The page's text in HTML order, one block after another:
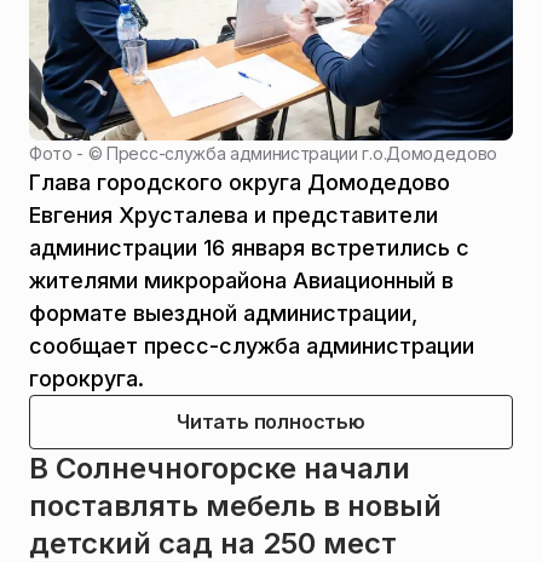
Фото - ©Пресс-служба администрации г.о.Домодедово
Глава городского округа Домодедово
Евгения Хрусталева и представители
администрации 16 января встретились с
жителями микрорайона Авиационный в
формате выездной администрации,
сообщает пресс-служба администрации
горокруга.
Читать полностью
В Солнечногорске начали
поставлять мебель в новый
детский сад на 250 мест